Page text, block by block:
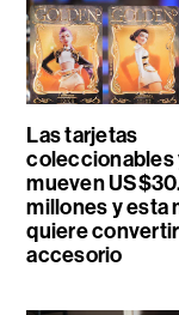
Las tarjetas
coleccionables
mueven
millones y esta
quiere
accesorio